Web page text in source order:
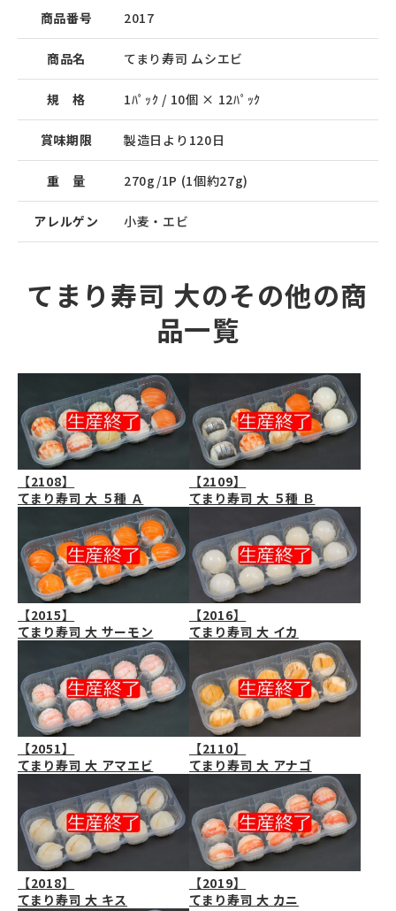
商品番号 2017
商品名 てまり寿司 ムシエビ
規 格 1ﾊﾟｯｸ / 10個 × 12ﾊﾟｯｸ
賞味期限 製造日より120日
重 量 270g/1P (1個約27g)
アレルゲン 小麦・エビ
てまり寿司 大のその他の商
品一覧
【2108】
てまり寿司 大 ５種 Ａ
【2109】
てまり寿司 大 ５種 Ｂ
【2015】
てまり寿司 大 サーモン
【2016】
てまり寿司 大 イカ
【2051】
てまり寿司 大 アマエビ
【2110】
てまり寿司 大 アナゴ
【2018】
てまり寿司 大 キス
【2019】
てまり寿司 大 カニ